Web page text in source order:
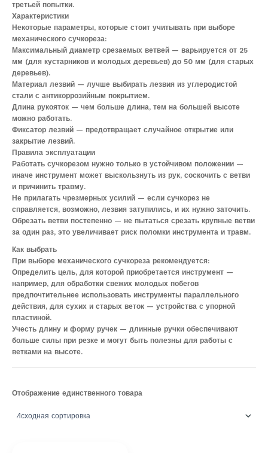
третьей попытки.
Характеристики
Некоторые параметры, которые стоит учитывать при выборе
механического сучкореза:
Максимальный диаметр срезаемых ветвей — варьируется от 25
мм (для кустарников и молодых деревьев) до 50 мм (для старых
деревьев).
Материал лезвий — лучше выбирать лезвия из углеродистой
стали с антикоррозийным покрытием.
Длина рукояток — чем больше длина, тем на большей высоте
можно работать.
Фиксатор лезвий — предотвращает случайное открытие или
закрытие лезвий.
Правила эксплуатации
Работать сучкорезом нужно только в устойчивом положении —
иначе инструмент может выскользнуть из рук, соскочить с ветви
и причинить травму.
Не прилагать чрезмерных усилий — если сучкорез не
справляется, возможно, лезвия затупились, и их нужно заточить.
Обрезать ветви постепенно — не пытаться срезать крупные ветви
за один раз, это увеличивает риск поломки инструмента и травм.
Как выбрать
При выборе механического сучкореза рекомендуется:
Определить цель, для которой приобретается инструмент —
например, для обработки свежих молодых побегов
предпочтительнее использовать инструменты параллельного
действия, для сухих и старых веток — устройства с упорной
пластиной.
Учесть длину и форму ручек — длинные ручки обеспечивают
больше силы при резке и могут быть полезны для работы с
ветками на высоте.
Отображение единственного товара